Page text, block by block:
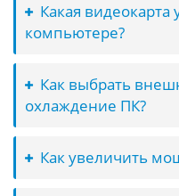
Какая видеокарта
компьютере?
Как выбрать
охлаждение ПК?
Как увеличить